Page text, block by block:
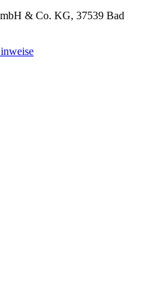
& Co. KG, 37539 Bad